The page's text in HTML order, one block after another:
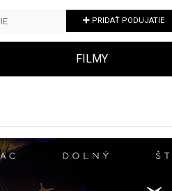
PRIDAŤ PODUJATIE
FILMY